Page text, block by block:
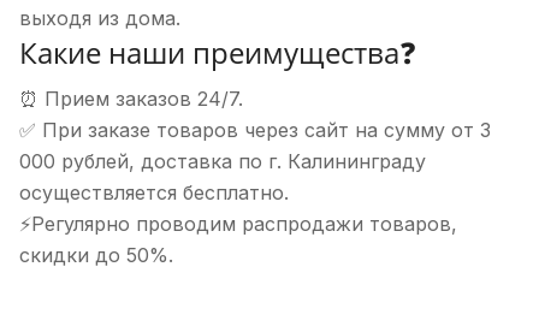
выходя из дома.
Какие наши преимущества❓
⏰ Прием заказов 24/7.
✅ При заказе товаров через сайт на сумму от 3
000 рублей, доставка по г. Калининграду
осуществляется бесплатно.
⚡Регулярно проводим распродажи товаров,
скидки до 50%.